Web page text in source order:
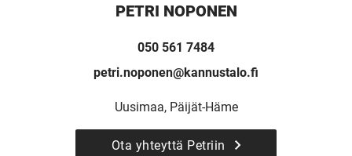
PETRI NOPONEN
050 561 7484
petri.noponen@kannustalo.fi
Uusimaa, Päijät-Häme
Ota yhteyttä Petriin
UUSI
UNELMISTA
KODIKSI-